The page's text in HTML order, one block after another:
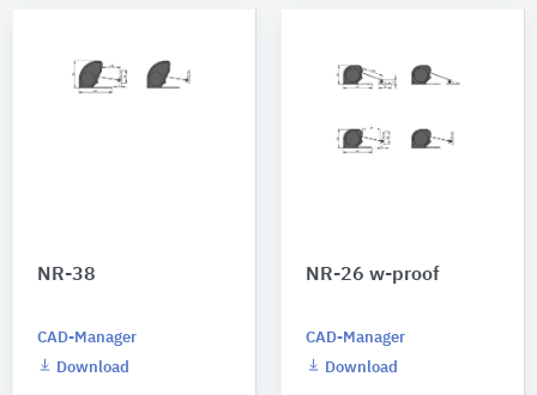
NR-38
CAD-Manager
Download
NR-26 w-proof
CAD-Manager
Download